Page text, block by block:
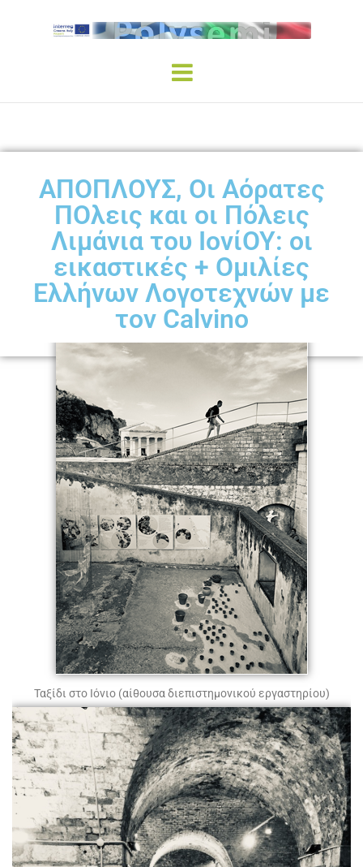
ΑΠΟΠΛΟΥΣ, Οι Αόρατες
ΠΟλεις και οι Πόλεις
Λιμάνια του ΙoνίΟΥ: οι
εικαστικές + Ομιλίες
Ελλήνων Λογοτεχνών με
τον Calvino
Ταξίδι στο Ιόνιο (αίθουσα διεπιστημονικού εργαστηρίου)